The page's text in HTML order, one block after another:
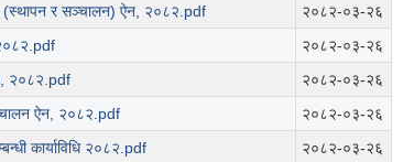
(स्थापन र सञ्चालन) ऐन, २०८२.pdf
२०८२-०३-२६
२०८२-०३-२६
२०८२.pdf
२०८२-०३-२६
ऐन, २०८२.pdf
२०८२-०३-२६
कार्याविधि २०८२.pdf
२०८२-०३-२६